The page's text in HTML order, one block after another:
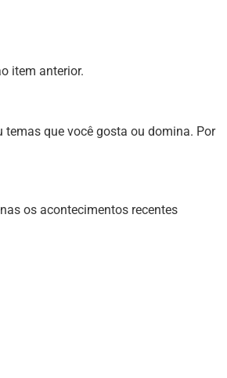
item anterior.
que você gosta ou domina. Por
os acontecimentos recentes